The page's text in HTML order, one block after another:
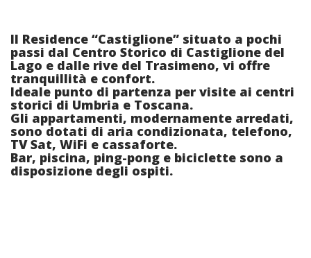
Il Residence “Castiglione” situato a pochi
passi dal Centro Storico di Castiglione del
Lago e dalle rive del Trasimeno, vi offre
tranquillità e confort.
Ideale punto di partenza per visite ai centri
storici di Umbria e Toscana.
Gli appartamenti, modernamente arredati,
sono dotati di aria condizionata, telefono,
TV Sat, WiFi e cassaforte.
Bar, piscina, ping-pong e biciclette sono a
disposizione degli ospiti.